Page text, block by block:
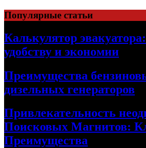
Skip
to
content
Популярные статьи
Калькулятор
удобству и экономии
Преимущества
дизельных генераторов
Привлекательность
Поисковых Магнитов:
Преимущества